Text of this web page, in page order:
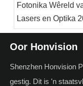
Fotonika Wêreld
Lasers en Optika
Oor Honvision
Shenzhen Honvision
gestig. Dit is 'n